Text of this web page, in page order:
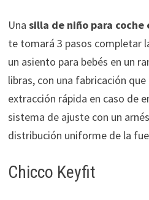
Una silla de niño para coche
te tomará 3 pasos completar
un asiento para bebés en un
libras, con una fabricación
extracción rápida en caso de
sistema de ajuste con un
distribución uniforme de la
Chicco Keyfit